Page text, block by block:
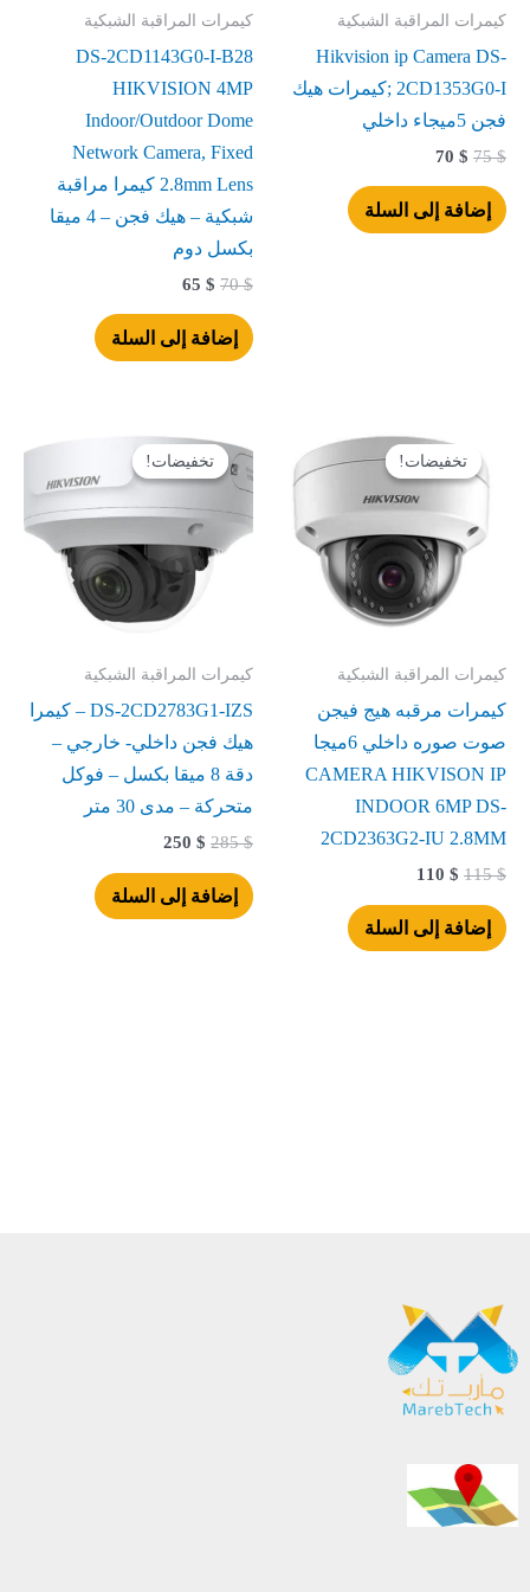
كيمرات المراقبة الشبكية
Hikvision ip Camera DS-
2CD1353G0-I ;كيمرات هيك
فجن 5ميجاء داخلي
75$
70 $
إضافة إلى السلة
كيمرات المراقبة الشبكية
DS-2CD1143G0-I-B28
HIKVISION 4MP
Indoor/Outdoor Dome
Network Camera, Fixed
2.8mm Lens كيمرا مراقبة
شبكية – هيك فجن – 4 ميقا
بكسل دوم
70$
65 $
إضافة إلى السلة
تخفيضات!
تخفيضات!
كيمرات المراقبة الشبكية
كيمرات مرقبه هيج فيجن
صوت صوره داخلي 6ميجا
CAMERA HIKVISON IP
INDOOR 6MP DS-
2CD2363G2-IU 2.8MM
115$
الأصلي
هو:
110 $
الحالي
هو:
110 $.
إضافة إلى السلة
تخفيضات!
تخفيضات!
كيمرات المراقبة الشبكية
DS-2CD2783G1-IZS – كيمرا
هيك فجن داخلي- خارجي –
دقة 8 ميقا بكسل – فوكل
متحركة – مدى 30 متر
285$
الأصلي
هو:
250 $
الحالي
هو:
إضافة إلى السلة